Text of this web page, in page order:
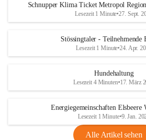
Schnupper Klima Ticket Metropol
Lesezeit 1 Minute•27. Sept.
Stössingtaler - Teilnehmende
Lesezeit 1 Minute•24. Apr.
Hundehaltung
Lesezeit 4 Minuten•17. März
Energiegemeinschaften Elsbeere
Lesezeit 1 Minute•9. Jan.
Alle Artikel sehen